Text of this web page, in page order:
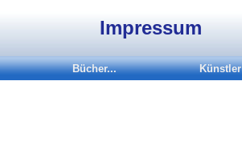
Impressum
Bücher... Künstler